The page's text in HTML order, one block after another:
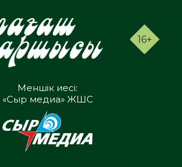
16+
Меншік иесі:
«Сыр медиа» ЖШС